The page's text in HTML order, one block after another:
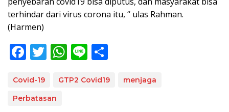
terhindar dari virus corona itu, “ ulas Rahman.
(Harmen)
F
ac
e
b
T
w
itt
er
W
h
at
Li
n
e ar
Covid-19 GTP2 Covid19
menjaga
Perbatasan